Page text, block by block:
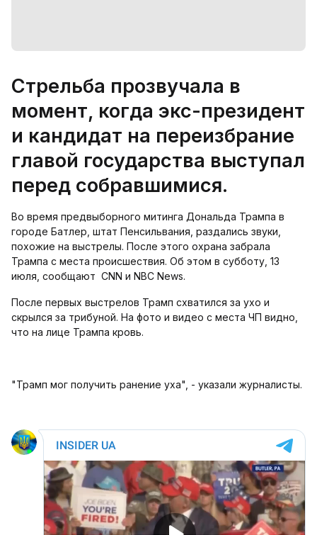
Стрельба прозвучала в
момент, когда экс-президент
и кандидат на переизбрание
главой государства выступал
перед собравшимися.
Во время предвыборного митинга Дональда Трампа в
городе Батлер, штат Пенсильвания, раздались звуки,
похожие на выстрелы. После этого охрана забрала
Трампа с места происшествия. Об этом в субботу, 13
июля, сообщают CNN и NBC News.
После первых выстрелов Трамп схватился за ухо и
скрылся за трибуной. На фото и видео с места ЧП видно,
что на лице Трампа кровь.
"Трамп мог получить ранение уха", - указали журналисты.